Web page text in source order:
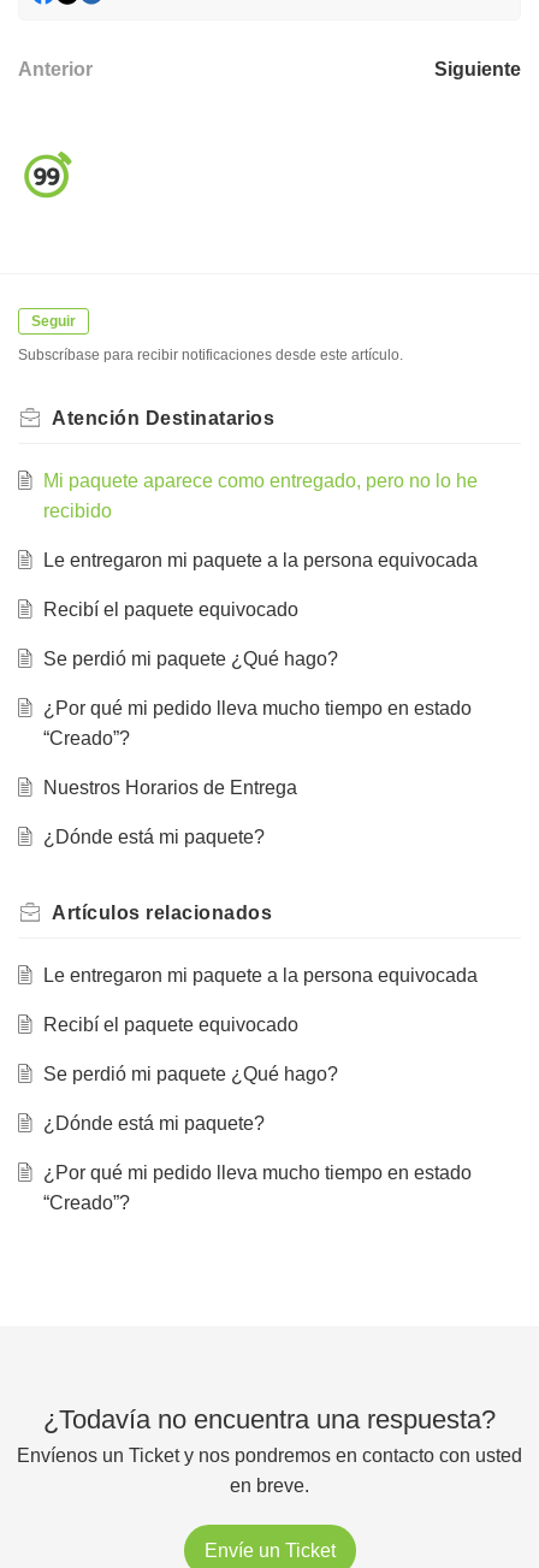
Anterior Siguiente
Seguir
Subscríbase para recibir notificaciones desde este artículo.
Atención Destinatarios
Mi paquete aparece como entregado, pero no lo he
recibido
Le entregaron mi paquete a la persona equivocada
Recibí el paquete equivocado
Se perdió mi paquete ¿Qué hago?
¿Por qué mi pedido lleva mucho tiempo en estado
“Creado”?
Nuestros Horarios de Entrega
¿Dónde está mi paquete?
Artículos relacionados
Le entregaron mi paquete a la persona equivocada
Recibí el paquete equivocado
Se perdió mi paquete ¿Qué hago?
¿Dónde está mi paquete?
¿Por qué mi pedido lleva mucho tiempo en estado
“Creado”?
¿Todavía no encuentra una respuesta?
Envíenos un Ticket y nos pondremos en contacto con usted
en breve.
Envíe un Ticket